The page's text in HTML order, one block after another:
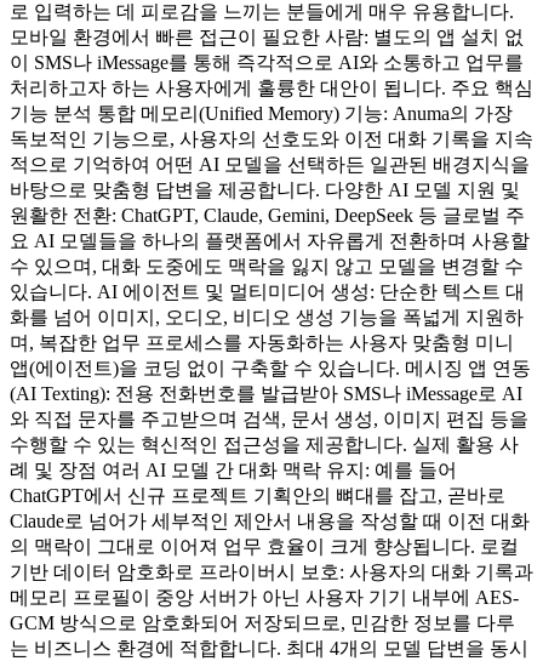
로 입력하는 데 피로감을 느끼는 분들에게 매우 유용합니다.
모바일 환경에서 빠른 접근이 필요한 사람: 별도의 앱 설치 없
이 SMS나 iMessage를 통해 즉각적으로 AI와 소통하고 업무를
처리하고자 하는 사용자에게 훌륭한 대안이 됩니다. 주요 핵심
기능 분석 통합 메모리(Unified Memory) 기능: Anuma의 가장
독보적인 기능으로, 사용자의 선호도와 이전 대화 기록을 지속
적으로 기억하여 어떤 AI 모델을 선택하든 일관된 배경지식을
바탕으로 맞춤형 답변을 제공합니다. 다양한 AI 모델 지원 및
원활한 전환: ChatGPT, Claude, Gemini, DeepSeek 등 글로벌 주
요 AI 모델들을 하나의 플랫폼에서 자유롭게 전환하며 사용할
수 있으며, 대화 도중에도 맥락을 잃지 않고 모델을 변경할 수
있습니다. AI 에이전트 및 멀티미디어 생성: 단순한 텍스트 대
화를 넘어 이미지, 오디오, 비디오 생성 기능을 폭넓게 지원하
며, 복잡한 업무 프로세스를 자동화하는 사용자 맞춤형 미니
앱(에이전트)을 코딩 없이 구축할 수 있습니다. 메시징 앱 연동
(AI Texting): 전용 전화번호를 발급받아 SMS나 iMessage로 AI
와 직접 문자를 주고받으며 검색, 문서 생성, 이미지 편집 등을
수행할 수 있는 혁신적인 접근성을 제공합니다. 실제 활용 사
례 및 장점 여러 AI 모델 간 대화 맥락 유지: 예를 들어
ChatGPT에서 신규 프로젝트 기획안의 뼈대를 잡고, 곧바로
Claude로 넘어가 세부적인 제안서 내용을 작성할 때 이전 대화
의 맥락이 그대로 이어져 업무 효율이 크게 향상됩니다. 로컬
기반 데이터 암호화로 프라이버시 보호: 사용자의 대화 기록과
메모리 프로필이 중앙 서버가 아닌 사용자 기기 내부에 AES-
GCM 방식으로 암호화되어 저장되므로, 민감한 정보를 다루
는 비즈니스 환경에 적합합니다. 최대 4개의 모델 답변을 동시